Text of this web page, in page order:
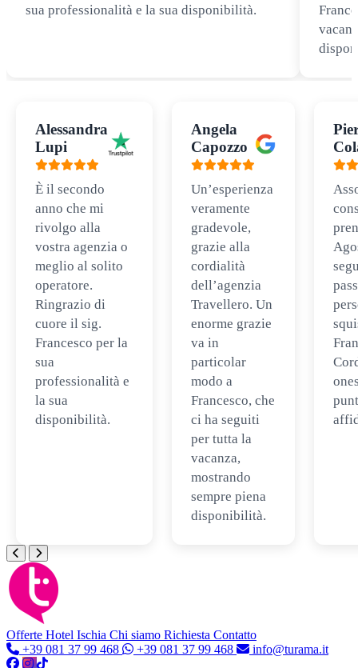
sua professionalità e la sua disponibilità.
Alessandra
Lupi
È il secondo
anno che mi
rivolgo alla
vostra agenzia o
meglio al solito
operatore.
Ringrazio di
cuore il sig.
Francesco per la
sua
professionalità e
la sua
disponibilità.
Angela
Capozzo
Un’esperienza
veramente
gradevole,
grazie alla
cordialità
dell’agenzia
Travellero. Un
enorme grazie
va in
particolar
modo a
Francesco, che
ci ha seguiti
per tutta la
vacanza,
mostrando
sempre piena
disponibilità.
Offerte Hotel Ischia Chi siamo Richiesta Contatto
+39 081 37 99 468
+39 081 37 99 468 info@turama.it